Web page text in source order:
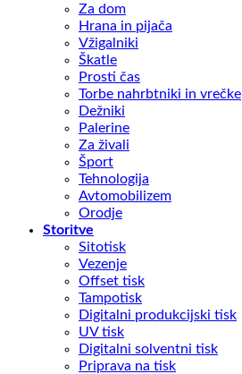
Za dom
Hrana in pijača
Vžigalniki
Škatle
Prosti čas
Torbe nahrbtniki in vrečke
Dežniki
Palerine
Za živali
Šport
Tehnologija
Avtomobilizem
Orodje
Storitve
Sitotisk
Vezenje
Offset tisk
Tampotisk
Digitalni produkcijski tisk
UV tisk
Digitalni solventni tisk
Priprava na tisk